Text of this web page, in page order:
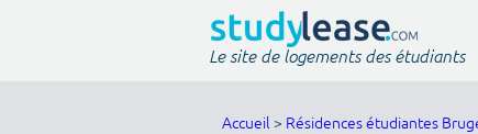
Le site de logements des étudiants
Accueil > Résidences étudiantes